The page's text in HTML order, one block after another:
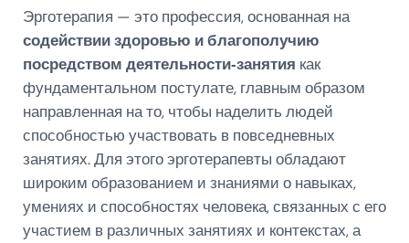
Эрготерапия — это профессия, основанная на
содействии здоровью и благополучию
посредством деятельности‑занятия как
фундаментальном постулате, главным образом
направленная на то, чтобы наделить людей
способностью участвовать в повседневных
занятиях. Для этого эрготерапевты обладают
широким образованием и знаниями о навыках,
умениях и способностях человека, связанных с его
участием в различных занятиях и контекстах, а